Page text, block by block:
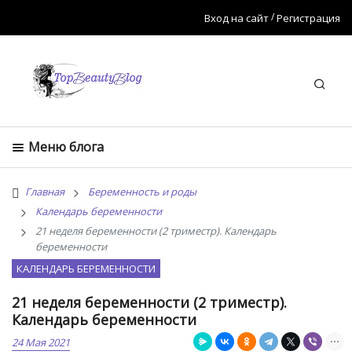
Вход на сайт Регистрация
Меню блога
Главная
Беременность и роды
Календарь беременности
21 неделя беременности (2 триместр). Календарь
беременности
КАЛЕНДАРЬ БЕРЕМЕННОСТИ
21 неделя беременности (2 триместр).
Календарь беременности
24 Мая 2021